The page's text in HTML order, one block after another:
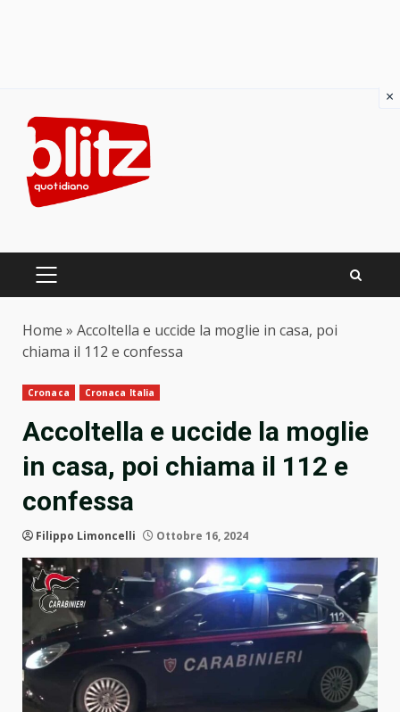
content
PRIMARY
Home » Accoltella e uccide la moglie in casa, poi
chiama il 112 e confessa
Cronaca Cronaca Italia
Accoltella e uccide la moglie
in casa, poi chiama il 112 e
confessa
Filippo Limoncelli Ottobre 16, 2024
×